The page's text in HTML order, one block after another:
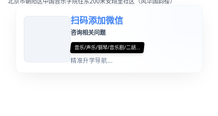
北京校区
北京市朝阳区中国音乐学院往东200米安翔里社区（风华国韵楼）
扫码添加微信
咨询相关问题
音乐/声乐/钢琴/音乐剧/二胡...